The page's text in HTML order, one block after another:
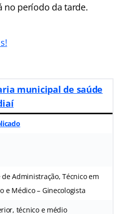
no período da tarde.
municipal de saúde
Administração, Técnico em
e Médico – Ginecologista
técnico e médio